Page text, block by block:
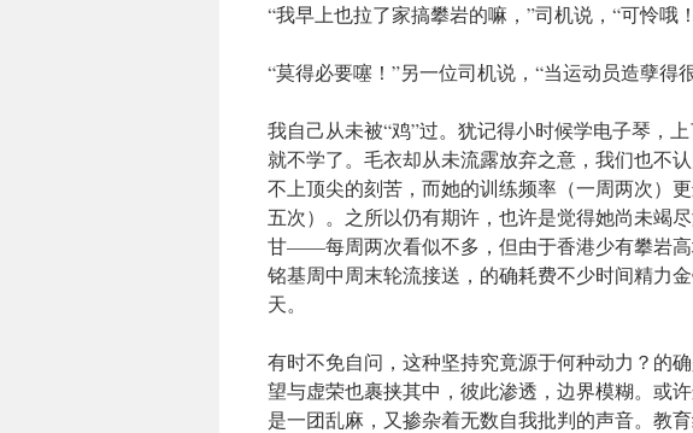
“我早上也拉了家搞攀岩的嘛，”司机说，“可怜哦
“莫得必要噻！”另一位司机说，“当运动员造孽得
我自己从未被“鸡”过。犹记得小时候学电子琴，
就不学了。毛衣却从未流露放弃之意，我们也不
不上顶尖的刻苦，而她的训练频率（一周两次）
五次）。之所以仍有期许，也许是觉得她尚未竭
甘——每周两次看似不多，但由于香港少有攀岩
铭基周中周末轮流接送，的确耗费不少时间精力
天。
有时不免自问，这种坚持究竟源于何种动力？的
望与虚荣也裹挟其中，彼此渗透，边界模糊。或
是一团乱麻，又掺杂着无数自我批判的声音。